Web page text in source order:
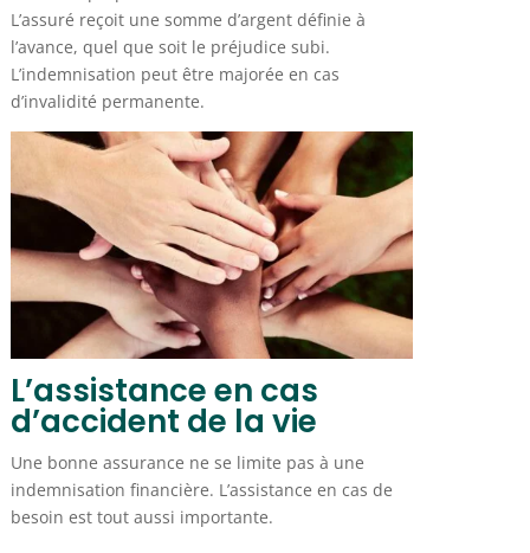
L’assuré reçoit une somme d’argent définie à
l’avance, quel que soit le préjudice subi.
L’indemnisation peut être majorée en cas
d’invalidité permanente.
L’assistance en cas
d’accident de la vie
Une bonne assurance ne se limite pas à une
indemnisation financière. L’assistance en cas de
besoin est tout aussi importante.